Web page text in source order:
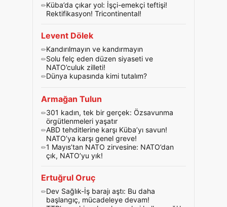
Küba’da çıkar yol: İşçi-emekçi teftişi!
Rektifikasyon! Tricontinental!
Levent Dölek
Kandırılmayın ve kandırmayın
Solu felç eden düzen siyaseti ve
NATO’culuk zilleti!
Dünya kupasında kimi tutalım?
Armağan Tulun
301 kadın, tek bir gerçek: Özsavunma
örgütlenmeleri yaşatır
ABD tehditlerine karşı Küba’yı savun!
NATO’ya karşı genel greve!
1 Mayıs’tan NATO zirvesine: NATO’dan
çık, NATO’yu yık!
Ertuğrul Oruç
Dev Sağlık-İş barajı aştı: Bu daha
başlangıç, mücadeleye devam!